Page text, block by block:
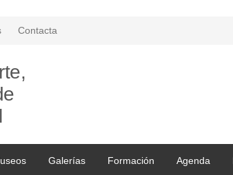
Contacta
Galerías Formación Agenda